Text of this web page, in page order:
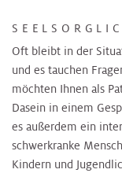
Oft bleibt in der
und es tauchen
möchten Ihnen als
Dasein in einem
es außerdem ein
schwerkranke
Kindern und